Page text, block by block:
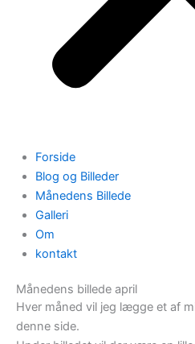
Forside
Blog og Billeder
Månedens Billede
Galleri
Om
kontakt
Månedens billede april
Hver måned vil jeg lægge et af
denne side.